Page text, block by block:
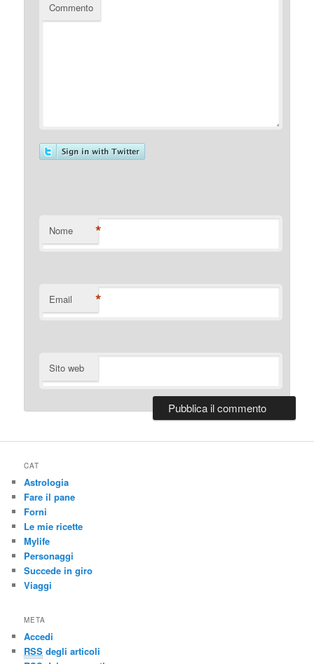
Commento
Nome *
Email *
Sito web
CAT
Astrologia
Fare il pane
Forni
Le mie ricette
Mylife
Personaggi
Succede in giro
Viaggi
META
Accedi
RSS degli articoli